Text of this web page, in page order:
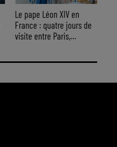
Le pape Léon XIV en
France : quatre jours de
visite entre Paris,...